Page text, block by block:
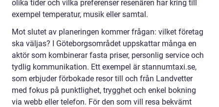
olika tider och vilka preferenser resenären har kring till
exempel temperatur, musik eller samtal.
Mot slutet av planeringen kommer frågan: vilket företag
ska väljas? I Göteborgsområdet uppskattar många en
aktör som kombinerar fasta priser, personlig service och
tydlig kommunikation. Ett exempel är stannumtaxi.se,
som erbjuder förbokade resor till och från Landvetter
med fokus på punktlighet, trygghet och enkel bokning
via webb eller telefon. För den som vill resa bekvämt